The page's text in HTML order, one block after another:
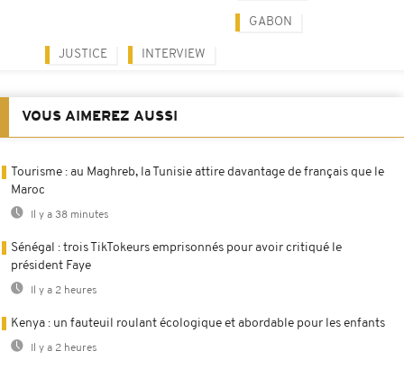
GABON
JUSTICE INTERVIEW
VOUS AIMEREZ AUSSI
Tourisme : au Maghreb, la Tunisie attire davantage de français que le
Maroc
Il y a 38 minutes
Sénégal : trois TikTokeurs emprisonnés pour avoir critiqué le
président Faye
Il y a 2 heures
Kenya : un fauteuil roulant écologique et abordable pour les enfants
Il y a 2 heures